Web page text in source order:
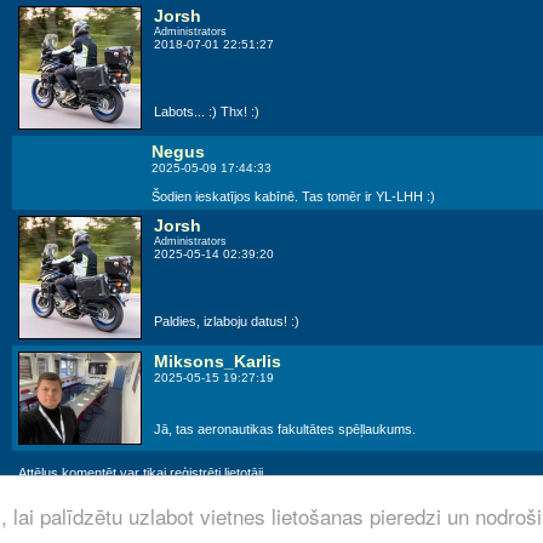
palīdzētu uzlabot vietnes lietošanas pieredzi un
Jorsh
Administrators
2018-07-01 22:51:27
Labots... :) Thx! :)
Negus
2025-05-09 17:44:33
Šodien ieskatījos kabīnē. Tas tomēr ir YL-LHH :)
Jorsh
Administrators
2025-05-14 02:39:20
Paldies, izlaboju datus! :)
Miksons_Karlis
2025-05-15 19:27:19
Jā, tas aeronautikas fakultātes spēļlaukums.
Attēlus komentēt var tikai reģistrēti lietotāji.
© aviofoto.lv byJorsh· 2008 - 2026